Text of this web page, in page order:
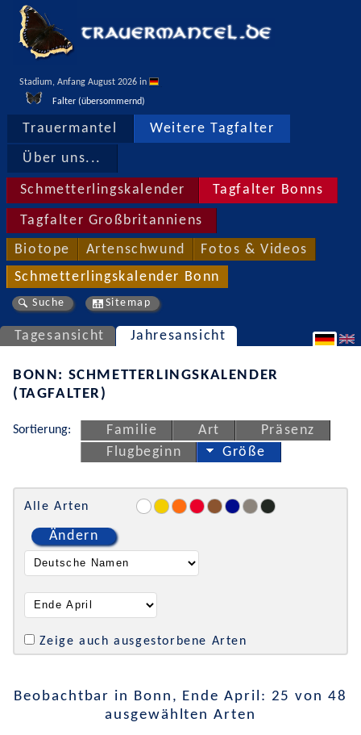
Stadium, Anfang August 2026 in
Falter (übersommernd)
Trauermantel Weitere Tagfalter
Über uns...
Schmetterlingskalender Tagfalter Bonns
Tagfalter Großbritanniens
Biotope Artenschwund Fotos & Videos
Schmetterlingskalender Bonn
Suche Sitemap
Tagesansicht Jahresansicht
BONN: SCHMETTERLINGSKALENDER
(TAGFALTER)
Sortierung: Familie Art
Präsenz
Flugbeginn
Größe
Alle Arten
Ändern
Zeige auch ausgestorbene Arten
Beobachtbar in Bonn, Ende April: 25 von 48
ausgewählten Arten